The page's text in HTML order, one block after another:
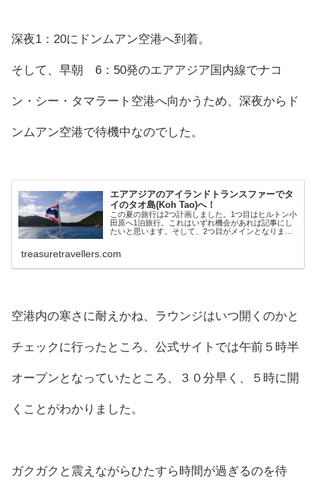
深夜1：20にドンムアン空港へ到着。
そして、早朝 6：50発のエアアジア国内線でナコ
ン・シー・タマラート空港へ向かうため、深夜からド
ンムアン空港で待機中なのでした。
エアアジアのアイランドトランスファーでタ
イのタオ島(Koh Tao)へ！
この夏の旅行は2つ計画しました。1つ目はヒルトン小
田原へ1泊旅行。これはいずれ機会があれば記事にし
たいと思います。そして、2つ目がメインとなりま
treasuretravellers.com
空港内の寒さに耐えかね、ラウンジはいつ開くのかと
チェックに行ったところ、公式サイトでは午前５時半
オープンとなっていたところ、３０分早く、５時に開
くことがわかりました。
ガクガクと震えながらひたすら時間が過ぎるのを待